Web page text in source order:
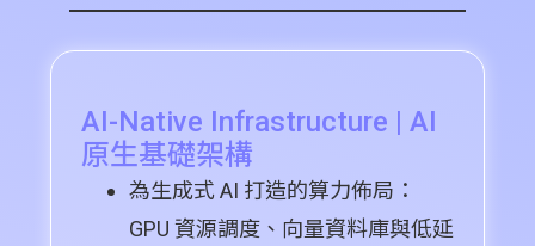
AI-Native Infrastructure | AI
原生基礎架構
為生成式 AI 打造的算力佈局：
GPU 資源調度、向量資料庫與低延